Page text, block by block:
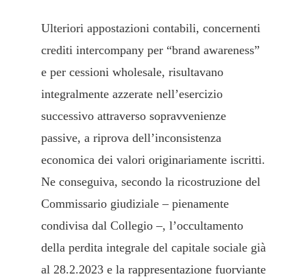
Ulteriori appostazioni contabili, concernenti
crediti intercompany per “brand awareness”
e per cessioni wholesale, risultavano
integralmente azzerate nell’esercizio
successivo attraverso sopravvenienze
passive, a riprova dell’inconsistenza
economica dei valori originariamente iscritti.
Ne conseguiva, secondo la ricostruzione del
Commissario giudiziale – pienamente
condivisa dal Collegio –, l’occultamento
della perdita integrale del capitale sociale già
al 28.2.2023 e la rappresentazione fuorviante